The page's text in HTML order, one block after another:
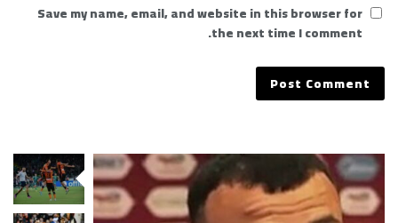
Save my name, email, and website in this browser for
the next time I comment.